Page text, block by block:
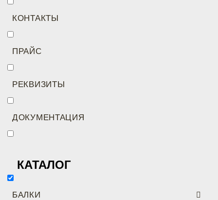
КОНТАКТЫ
ПРАЙС
РЕКВИЗИТЫ
ДОКУМЕНТАЦИЯ
КАТАЛОГ
БАЛКИ